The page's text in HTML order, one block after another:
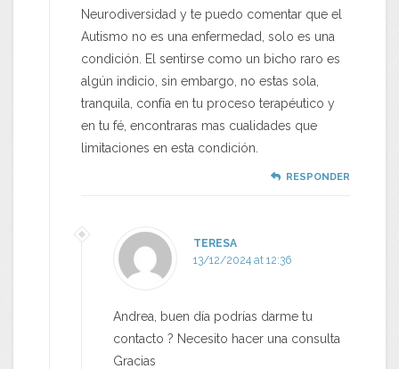
Neurodiversidad y te puedo comentar que el
Autismo no es una enfermedad, solo es una
condición. El sentirse como un bicho raro es
algún indicio, sin embargo, no estas sola,
tranquila, confía en tu proceso terapéutico y
en tu fé, encontraras mas cualidades que
limitaciones en esta condición.
RESPONDER
TERESA
13/12/2024 at 12:36
Andrea, buen día podrías darme tu
contacto ? Necesito hacer una consulta
Gracias